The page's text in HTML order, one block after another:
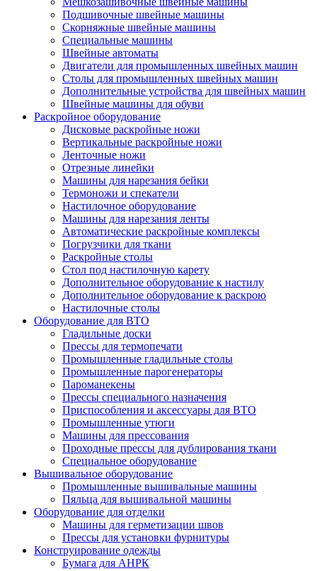
Подшивочные швейные машины
Скорняжные швейные машины
Специальные машины
Швейные автоматы
Двигатели для промышленных швейных машин
Столы для промышленных швейных машин
Дополнительные устройства для швейных машин
Швейные машины для обуви
Раскройное оборудование
Дисковые раскройные ножи
Вертикальные раскройные ножи
Ленточные ножи
Отрезные линейки
Машины для нарезания бейки
Термоножи и спекатели
Настилочное оборудование
Машины для нарезания ленты
Автоматические раскройные комплексы
Погрузчики для ткани
Раскройные столы
Стол под настилочную карету
Дополнительное оборудование к настилу
Дополнительное оборудование к раскрою
Настилочные столы
Оборудование для ВТО
Гладильные доски
Прессы для термопечати
Промышленные гладильные столы
Промышленные парогенераторы
Пароманекены
Прессы специального назначения
Приспособления и аксессуары для ВТО
Промышленные утюги
Машины для прессования
Проходные прессы для дублирования ткани
Специальное оборудование
Вышивальное оборудование
Промышленные вышивальные машины
Пяльца для вышивальной машины
Оборудование для отделки
Машины для герметизации швов
Прессы для установки фурнитуры
Конструирование одежды
Бумага для АНРК